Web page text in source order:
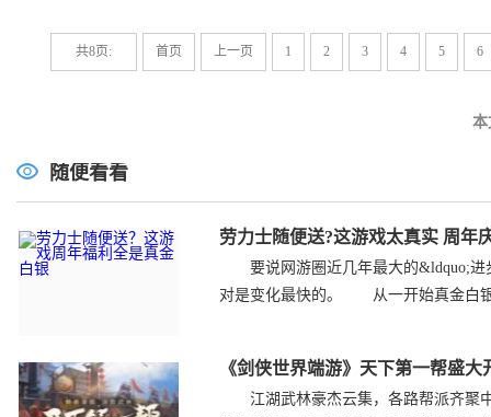
共8页: 首页 上一页 1 2 3 4 5 6
本
随便看看
劳力士随便送?这游戏太真实 周年
要说网游圈近几年最大的&ldquo;进
对是变化最快的。 从一开始真金白
《剑侠世界端游》天下第一帮盛
江湖武林豪杰云集，各路帮派齐聚中